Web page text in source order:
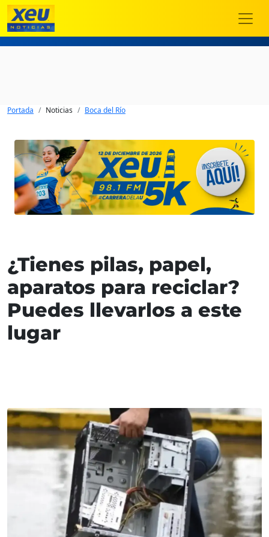
Portada Noticias Boca del Río
¿Tienes pilas, papel,
aparatos para reciclar?
Puedes llevarlos a este
lugar